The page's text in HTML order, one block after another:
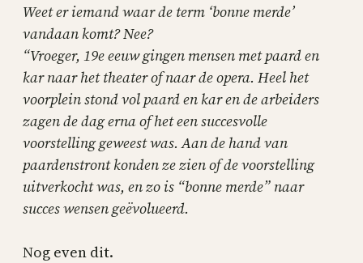
Weet er iemand waar de term ‘bonne merde’
vandaan komt? Nee?
“Vroeger, 19e eeuw gingen mensen met paard en
kar naar het theater of naar de opera. Heel het
voorplein stond vol paard en kar en de arbeiders
zagen de dag erna of het een succesvolle
voorstelling geweest was. Aan de hand van
paardenstront konden ze zien of de voorstelling
uitverkocht was, en zo is “bonne merde” naar
succes wensen geëvolueerd.
Nog even dit.